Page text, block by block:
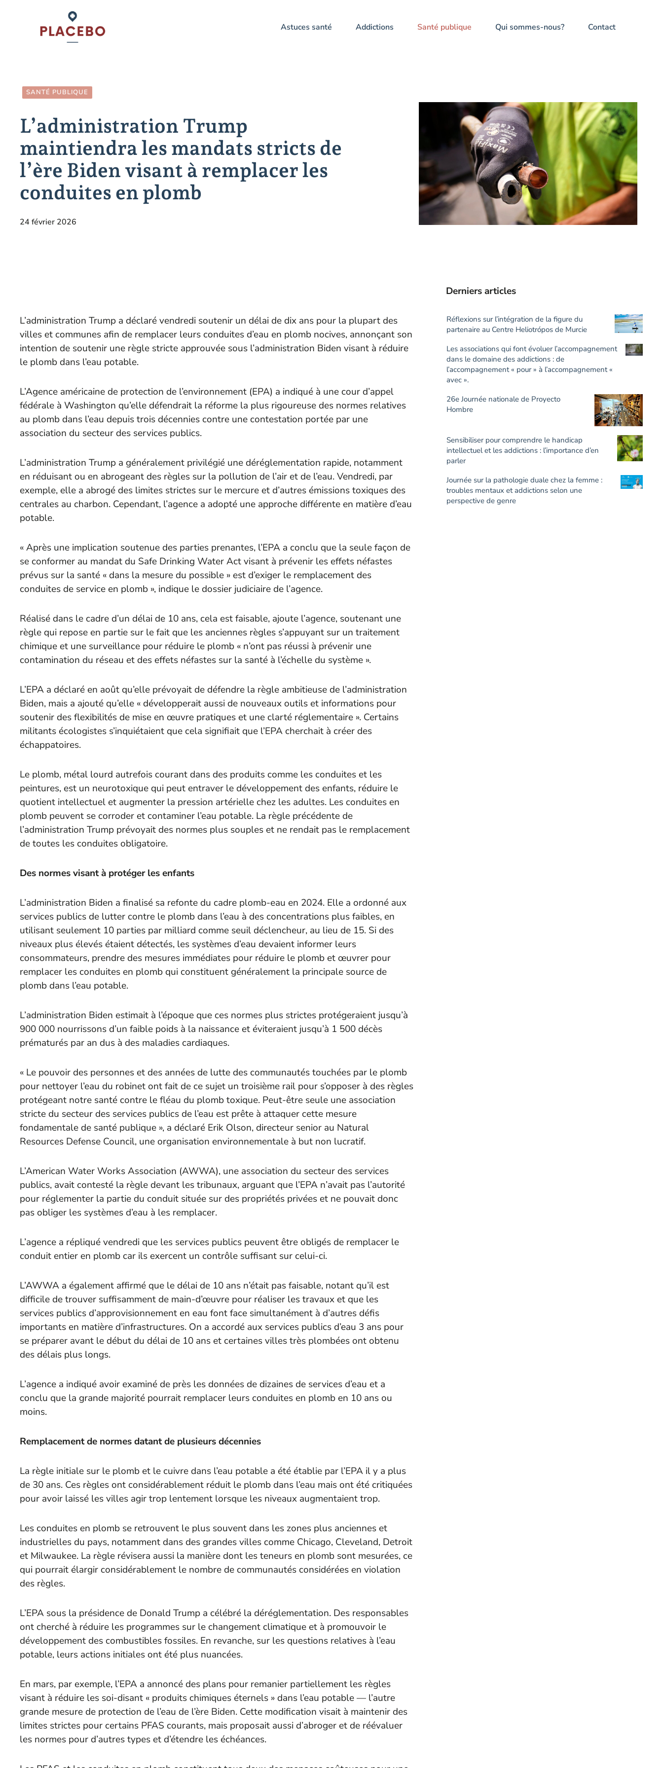
Astuces santé Addictions Santé publique Qui sommes-nous? Contact
SANTÉ PUBLIQUE
L’administration Trump
maintiendra les mandats stricts de
l’ère Biden visant à remplacer les
conduites en plomb
24 février 2026
L’administration Trump a déclaré vendredi soutenir un délai de dix ans pour la plupart des
villes et communes afin de remplacer leurs conduites d’eau en plomb nocives, annonçant son
intention de soutenir une règle stricte approuvée sous l’administration Biden visant à réduire
le plomb dans l’eau potable.
L’Agence américaine de protection de l’environnement (EPA) a indiqué à une cour d’appel
fédérale à Washington qu’elle défendrait la réforme la plus rigoureuse des normes relatives
au plomb dans l’eau depuis trois décennies contre une contestation portée par une
association du secteur des services publics.
L’administration Trump a généralement privilégié une déréglementation rapide, notamment
en réduisant ou en abrogeant des règles sur la pollution de l’air et de l’eau. Vendredi, par
exemple, elle a abrogé des limites strictes sur le mercure et d’autres émissions toxiques des
centrales au charbon. Cependant, l’agence a adopté une approche différente en matière d’eau
potable.
« Après une implication soutenue des parties prenantes, l’EPA a conclu que la seule façon de
se conformer au mandat du Safe Drinking Water Act visant à prévenir les effets néfastes
prévus sur la santé « dans la mesure du possible » est d’exiger le remplacement des
conduites de service en plomb », indique le dossier judiciaire de l’agence.
Réalisé dans le cadre d’un délai de 10 ans, cela est faisable, ajoute l’agence, soutenant une
règle qui repose en partie sur le fait que les anciennes règles s’appuyant sur un traitement
chimique et une surveillance pour réduire le plomb « n’ont pas réussi à prévenir une
contamination du réseau et des effets néfastes sur la santé à l’échelle du système ».
L’EPA a déclaré en août qu’elle prévoyait de défendre la règle ambitieuse de l’administration
Biden, mais a ajouté qu’elle « développerait aussi de nouveaux outils et informations pour
soutenir des flexibilités de mise en œuvre pratiques et une clarté réglementaire ». Certains
militants écologistes s’inquiétaient que cela signifiait que l’EPA cherchait à créer des
échappatoires.
Le plomb, métal lourd autrefois courant dans des produits comme les conduites et les
peintures, est un neurotoxique qui peut entraver le développement des enfants, réduire le
quotient intellectuel et augmenter la pression artérielle chez les adultes. Les conduites en
plomb peuvent se corroder et contaminer l’eau potable. La règle précédente de
l’administration Trump prévoyait des normes plus souples et ne rendait pas le remplacement
de toutes les conduites obligatoire.
Des normes visant à protéger les enfants
L’administration Biden a finalisé sa refonte du cadre plomb-eau en 2024. Elle a ordonné aux
services publics de lutter contre le plomb dans l’eau à des concentrations plus faibles, en
utilisant seulement 10 parties par milliard comme seuil déclencheur, au lieu de 15. Si des
niveaux plus élevés étaient détectés, les systèmes d’eau devaient informer leurs
consommateurs, prendre des mesures immédiates pour réduire le plomb et œuvrer pour
remplacer les conduites en plomb qui constituent généralement la principale source de
plomb dans l’eau potable.
L’administration Biden estimait à l’époque que ces normes plus strictes protégeraient jusqu’à
900 000 nourrissons d’un faible poids à la naissance et éviteraient jusqu’à 1 500 décès
prématurés par an dus à des maladies cardiaques.
« Le pouvoir des personnes et des années de lutte des communautés touchées par le plomb
pour nettoyer l’eau du robinet ont fait de ce sujet un troisième rail pour s’opposer à des règles
protégeant notre santé contre le fléau du plomb toxique. Peut-être seule une association
stricte du secteur des services publics de l’eau est prête à attaquer cette mesure
fondamentale de santé publique », a déclaré Erik Olson, directeur senior au Natural
Resources Defense Council, une organisation environnementale à but non lucratif.
L’American Water Works Association (AWWA), une association du secteur des services
publics, avait contesté la règle devant les tribunaux, arguant que l’EPA n’avait pas l’autorité
pour réglementer la partie du conduit située sur des propriétés privées et ne pouvait donc
pas obliger les systèmes d’eau à les remplacer.
L’agence a répliqué vendredi que les services publics peuvent être obligés de remplacer le
conduit entier en plomb car ils exercent un contrôle suffisant sur celui-ci.
L’AWWA a également affirmé que le délai de 10 ans n’était pas faisable, notant qu’il est
difficile de trouver suffisamment de main-d’œuvre pour réaliser les travaux et que les
services publics d’approvisionnement en eau font face simultanément à d’autres défis
importants en matière d’infrastructures. On a accordé aux services publics d’eau 3 ans pour
se préparer avant le début du délai de 10 ans et certaines villes très plombées ont obtenu
des délais plus longs.
L’agence a indiqué avoir examiné de près les données de dizaines de services d’eau et a
conclu que la grande majorité pourrait remplacer leurs conduites en plomb en 10 ans ou
moins.
Remplacement de normes datant de plusieurs décennies
La règle initiale sur le plomb et le cuivre dans l’eau potable a été établie par l’EPA il y a plus
de 30 ans. Ces règles ont considérablement réduit le plomb dans l’eau mais ont été critiquées
pour avoir laissé les villes agir trop lentement lorsque les niveaux augmentaient trop.
Les conduites en plomb se retrouvent le plus souvent dans les zones plus anciennes et
industrielles du pays, notamment dans des grandes villes comme Chicago, Cleveland, Detroit
et Milwaukee. La règle révisera aussi la manière dont les teneurs en plomb sont mesurées, ce
qui pourrait élargir considérablement le nombre de communautés considérées en violation
des règles.
L’EPA sous la présidence de Donald Trump a célébré la déréglementation. Des responsables
ont cherché à réduire les programmes sur le changement climatique et à promouvoir le
développement des combustibles fossiles. En revanche, sur les questions relatives à l’eau
potable, leurs actions initiales ont été plus nuancées.
En mars, par exemple, l’EPA a annoncé des plans pour remanier partiellement les règles
visant à réduire les soi-disant « produits chimiques éternels » dans l’eau potable — l’autre
grande mesure de protection de l’eau de l’ère Biden. Cette modification visait à maintenir des
limites strictes pour certains PFAS courants, mais proposait aussi d’abroger et de réévaluer
les normes pour d’autres types et d’étendre les échéances.
Derniers articles
Réflexions sur l’intégration de la figure du
partenaire au Centre Heliotrópos de Murcie
Les associations qui font évoluer l’accompagnement
dans le domaine des addictions : de
l’accompagnement « pour » à l’accompagnement «
avec ».
26e Journée nationale de Proyecto
Hombre
Sensibiliser pour comprendre le handicap
intellectuel et les addictions : l’importance d’en
parler
Journée sur la pathologie duale chez la femme :
troubles mentaux et addictions selon une
perspective de genre